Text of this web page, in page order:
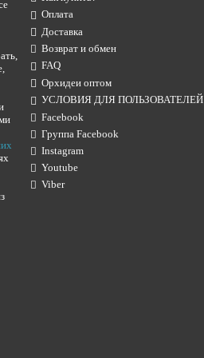
Оплата
Доставка
Возврат и обмен
FAQ
Орхидеи оптом
УСЛОВИЯ ДЛЯ ПОЛЬЗОВАТЕЛЕЙ
Facebook
Группа Facebook
Instagram
Youtube
Viber